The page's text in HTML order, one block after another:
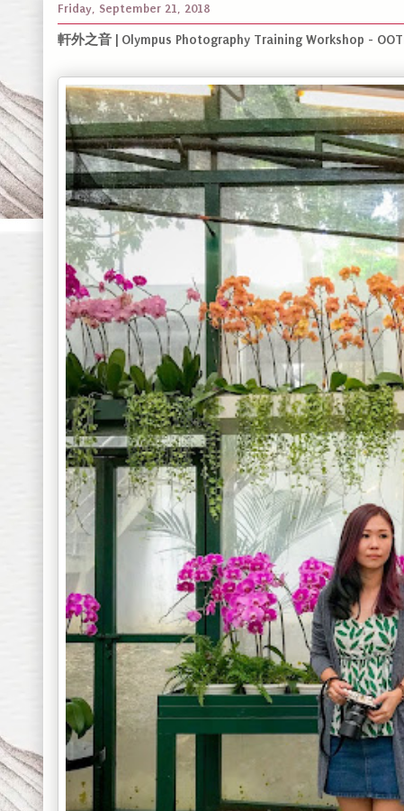
Friday, September 21, 2018
軒外之音 | Olympus Photography Training Workshop -